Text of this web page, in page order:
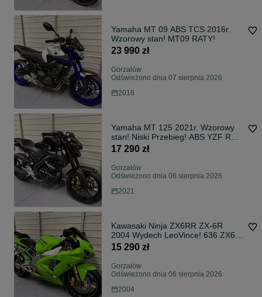
Yamaha MT 09 ABS TCS 2016r.
Wzorowy stan! MT09 RATY!
23 990 zł
Gorzałów
Odświeżono dnia 07 sierpnia 2026
2016
Yamaha MT 125 2021r. Wzorowy
stan! Niski Przebieg! ABS YZF R
MT125 RATY!
17 290 zł
Gorzałów
Odświeżono dnia 06 sierpnia 2026
2021
Kawasaki Ninja ZX6RR ZX-6R
2004 Wydech LeoVince! 636 ZX6R
Transport!
15 290 zł
Gorzałów
Odświeżono dnia 06 sierpnia 2026
2004